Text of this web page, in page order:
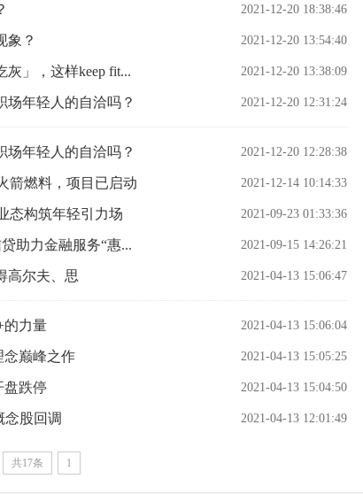
2021-12-20 18:38:46
象？ 2021-12-20 13:54:40
」，这样keep fit... 2021-12-20 13:38:09
场年轻人的自洽吗？ 2021-12-20 12:31:24
场年轻人的自洽吗？ 2021-12-20 12:28:38
箭燃料，项目已启动 2021-12-14 10:14:33
态构筑年轻引力场 2021-09-23 01:33:36
助力金融服务“惠... 2021-09-15 14:26:21
高尔夫、思 2021-04-13 15:06:47
的力量 2021-04-13 15:06:04
念巅峰之作 2021-04-13 15:05:25
盘跌停 2021-04-13 15:04:50
念股回调 2021-04-13 12:01:49
共17条 1